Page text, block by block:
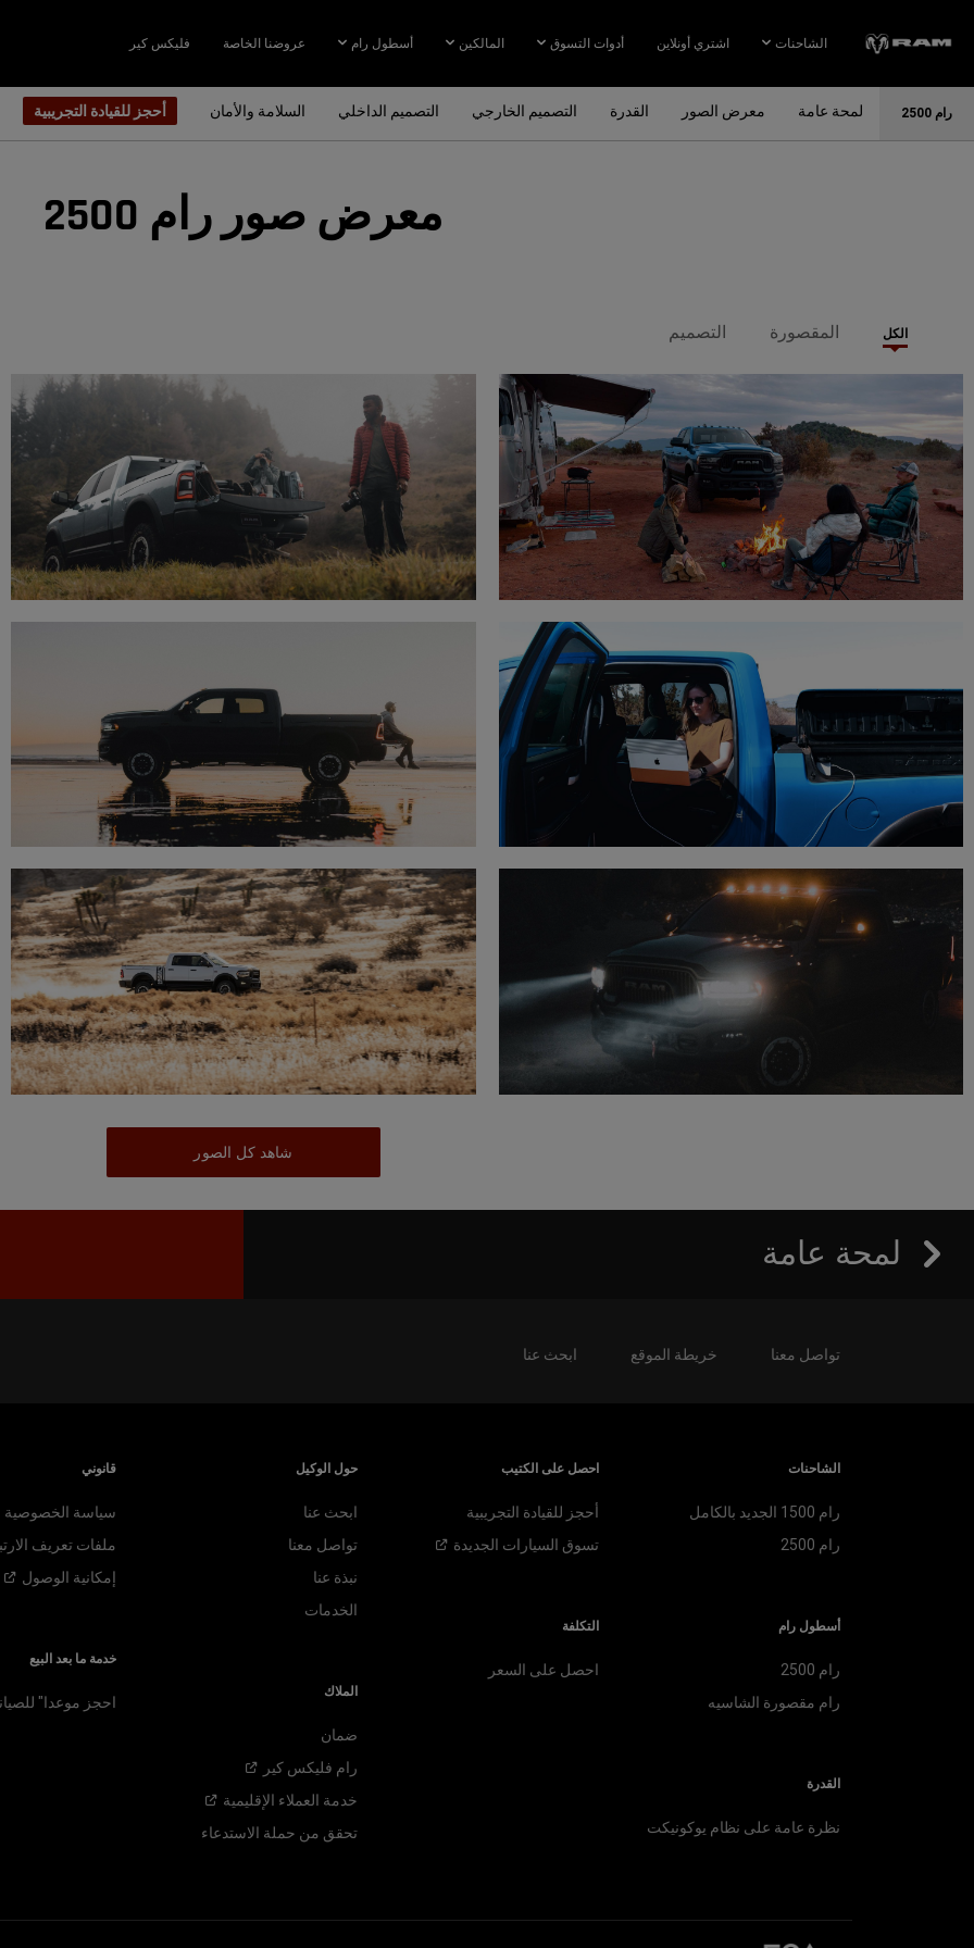
Main
Content
الشاحنات اشتري أونلاين أدوات التسوق المالكين أسطول رام عروضنا الخاصة فليكس كير
رام 2500 لمحة عامة معرض الصور القدرة التصميم الخارجي التصميم الداخلي السلامة والأمان أحجز للقيادة التجريبية
معرض صور رام 2500
الكل المقصورة التصميم
شاهد كل الصور
لمحة عامة
تواصل معنا خريطة الموقع ابحث عنا
الشاحنات
رام 1500 الجديد بالكامل
رام 2500
أسطول رام
رام 2500
رام مقصورة الشاسيه
القدرة
نظرة عامة على نظام يوكونيكت
احصل على الكتيب
أحجز للقيادة التجريبية
تسوق السيارات الجديدة
التكلفة
احصل على السعر
حول الوكيل
ابحث عنا
تواصل معنا
نبذة عنا
الخدمات
الملاك
ضمان
رام فليكس كير
خدمة العملاء الإقليمية
تحقق من حملة الاستدعاء
قانوني
سياسة الخصوصية
ملفات تعريف
إمكانية الوصول
خدمة ما بعد البيع
احجز موعدا"